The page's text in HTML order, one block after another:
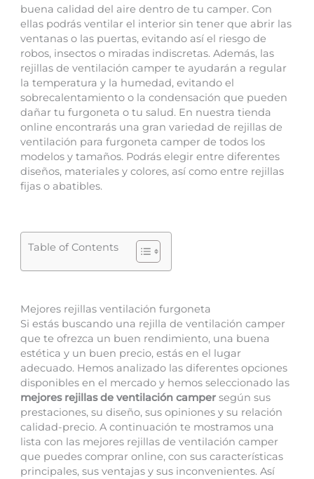
buena calidad del aire dentro de tu camper. Con
ellas podrás ventilar el interior sin tener que abrir las
ventanas o las puertas, evitando así el riesgo de
robos, insectos o miradas indiscretas. Además, las
rejillas de ventilación camper te ayudarán a regular
la temperatura y la humedad, evitando el
sobrecalentamiento o la condensación que pueden
dañar tu furgoneta o tu salud. En nuestra tienda
online encontrarás una gran variedad de rejillas de
ventilación para furgoneta camper de todos los
modelos y tamaños. Podrás elegir entre diferentes
diseños, materiales y colores, así como entre rejillas
fijas o abatibles.
Table of Contents
Mejores rejillas ventilación furgoneta
Si estás buscando una rejilla de ventilación camper
que te ofrezca un buen rendimiento, una buena
estética y un buen precio, estás en el lugar
adecuado. Hemos analizado las diferentes opciones
disponibles en el mercado y hemos seleccionado las
mejores rejillas de ventilación camper según sus
prestaciones, su diseño, sus opiniones y su relación
calidad-precio. A continuación te mostramos una
lista con las mejores rejillas de ventilación camper
que puedes comprar online, con sus características
principales, sus ventajas y sus inconvenientes. Así